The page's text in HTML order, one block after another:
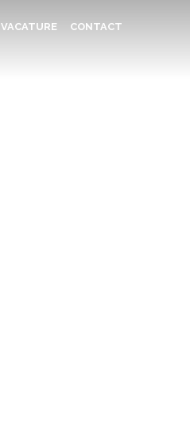
VACATURE CONTACT